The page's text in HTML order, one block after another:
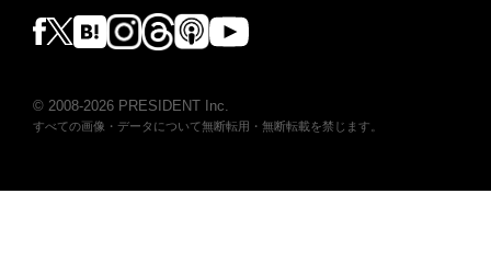
© 2008-2026 PRESIDENT Inc.
すべての画像・データについて無断転用・無断転載を禁じます。